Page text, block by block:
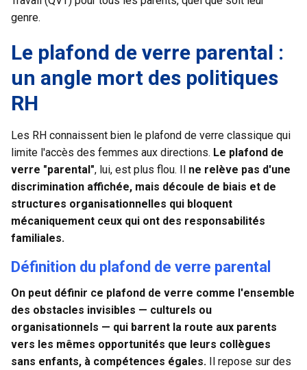
genre.
Le plafond de verre parental :
un angle mort des politiques
RH
Les RH connaissent bien le plafond de verre classique qui
limite l'accès des femmes aux directions. Le plafond de
verre "parental", lui, est plus flou. Il ne relève pas d'une
discrimination affichée, mais découle de biais et de
structures organisationnelles qui bloquent
mécaniquement ceux qui ont des responsabilités
familiales.
Définition du plafond de verre parental
On peut définir ce plafond de verre comme l'ensemble
des obstacles invisibles — culturels ou
organisationnels — qui barrent la route aux parents
vers les mêmes opportunités que leurs collègues
sans enfants, à compétences égales. Il repose sur des